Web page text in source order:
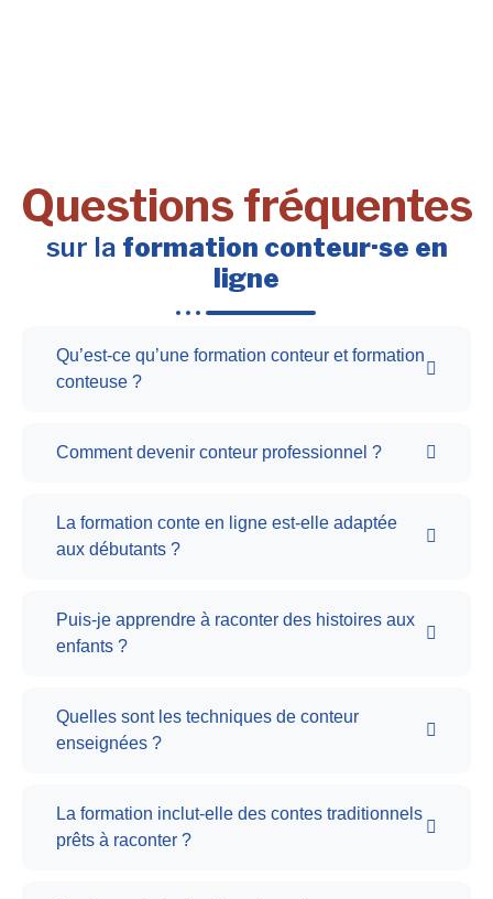
Questions fréquentes
sur la formation conteur·se en
ligne
Qu’est-ce qu’une formation conteur et formation
conteuse ?
Comment devenir conteur professionnel ?
La formation conte en ligne est-elle adaptée
aux débutants ?
Puis-je apprendre à raconter des histoires aux
enfants ?
Quelles sont les techniques de conteur
enseignées ?
La formation inclut-elle des contes traditionnels
prêts à raconter ?